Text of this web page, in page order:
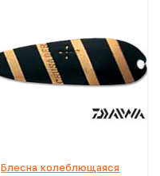
Блесна колеблющаяся